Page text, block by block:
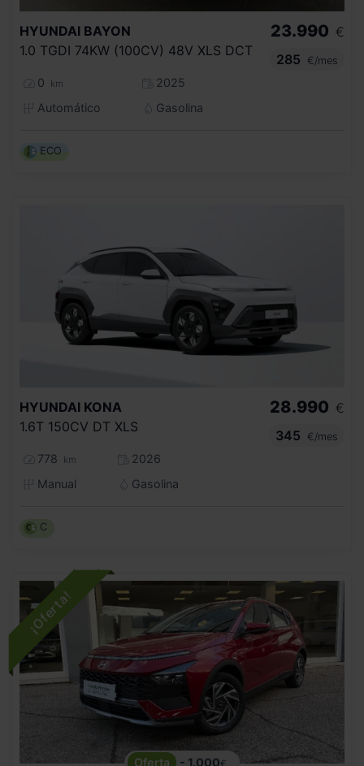
HYUNDAI BAYON
1.0 TGDI 74KW (100CV) 48V XLS DCT
0 km
2025
Automático
Gasolina
23.990 €
285
€/mes
ECO
HYUNDAI KONA
1.6T 150CV DT XLS
778 km
2026
Manual
Gasolina
28.990 €
345
€/mes
C
- 1.000€